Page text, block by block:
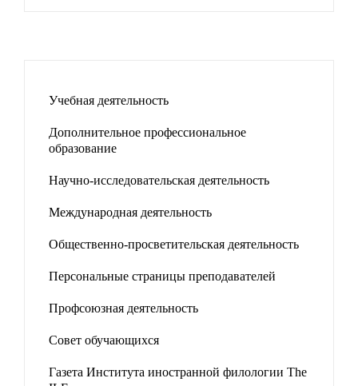
Учебная деятельность
Дополнительное профессиональное
образование
Научно-исследовательская деятельность
Международная деятельность
Общественно-просветительская деятельность
Персональные страницы преподавателей
Профсоюзная деятельность
Совет обучающихся
Газета Института иностранной филологии The